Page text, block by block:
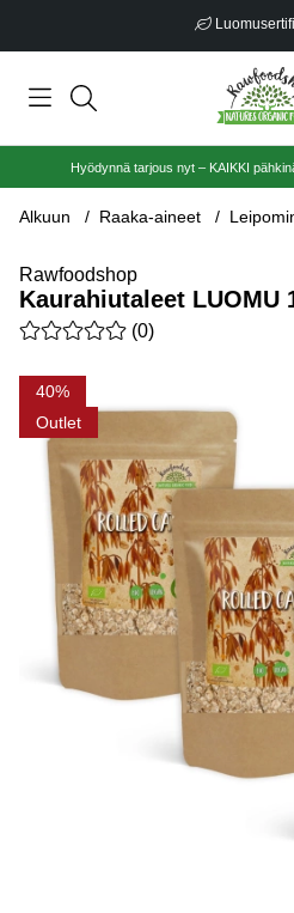
Hyödynnä tarjous nyt – KAIKKI
Alkuun Raaka-aineet
Rawfoodshop
Kaurahiutaleet LUOMU
Keskiarvoluokitus 0 / 5 Arvioiden
(0)
40
Outlet
Tuotekuvat Kaurahiutaleet